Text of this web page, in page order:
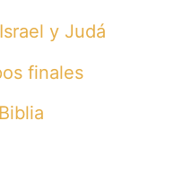
y Judá
finales